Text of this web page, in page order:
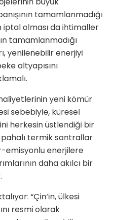
tamamlanmadığı
iptal olması da ihtimaller
tamamlanmadığı
yenilenebilir enerjiyi
altyapısını
yeni kömür
sebebiyle, küresel
herkesin üstlendiği bir
termik santrallar
emisyonlu enerjilere
daha akılcı bir
“Çin’in, ülkesi
resmi olarak